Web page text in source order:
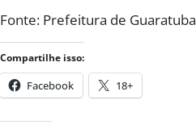
Fonte: Prefeitura de Guaratuba
Compartilhe isso:
Facebook 18+